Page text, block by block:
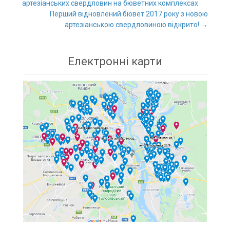
Post navigation
артезіанських свердловин на бюветних комплексах
Перший відновлений бювет 2017 року з новою
артезіанською свердловиною відкрито! →
Електронні карти